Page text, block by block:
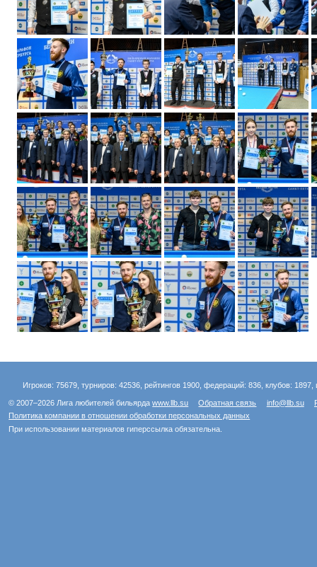
Игроков: 75679, турниров: 42536, рейтингов 1900, федераций: 836, клубов:
© 2007–2026 Лига любителей бильярдаwww.llb.su Обратная связь info@llb.su
Политика компании в отношении обработки персональных данных
При использовании материалов гиперссылка обязательна.